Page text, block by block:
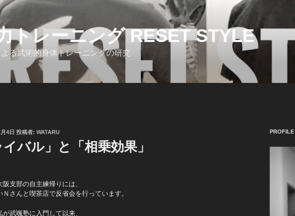
トレーニング RESET STYLE
る武術的身体トレーニングの研究
4日 投稿者: WATARU
イバル」と「相乗効果」
阪支部の自主練帰りには、
Ｎさんと喫茶店で反省会を行っています。
が武颯塾に入門して以来、
PROFILE